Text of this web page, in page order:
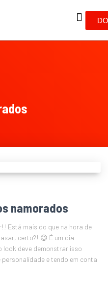
namorados
Está mais do que na hora de
certo?! 😉 É um dia
look deve demonstrar isso
e tendo em conta